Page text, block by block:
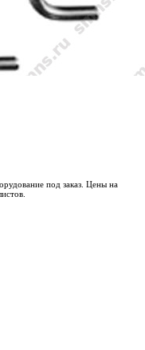
под заказ. Цены на